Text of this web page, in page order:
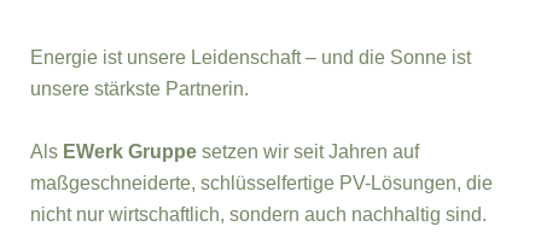
Energie ist unsere Leidenschaft – und die Sonne ist
unsere stärkste Partnerin.
Als EWerk Gruppe setzen wir seit Jahren auf
maßgeschneiderte, schlüsselfertige PV-Lösungen, die
nicht nur wirtschaftlich, sondern auch nachhaltig sind.